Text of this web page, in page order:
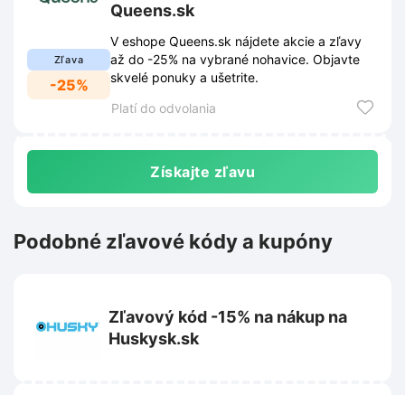
Zľava
-25%
Queens.sk
V eshope Queens.sk nájdete akcie a zľavy
až do -25% na vybrané nohavice. Objavte
skvelé ponuky a ušetrite.
Platí do odvolania
Získajte zľavu
Podobné zľavové kódy a kupóny
Zľavový kód -15% na nákup na
Huskysk.sk